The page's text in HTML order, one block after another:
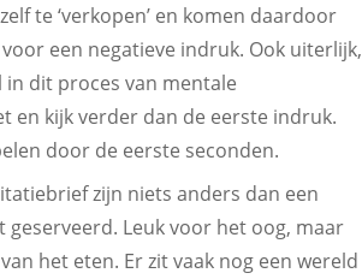
te ‘verkopen’ en komen daardoor
een negatieve indruk. Ook uiterlijk,
dit proces van mentale
en kijk verder dan de eerste indruk.
door de eerste seconden.
zijn niets anders dan een
Leuk voor het oog, maar
het eten. Er zit vaak nog een wereld